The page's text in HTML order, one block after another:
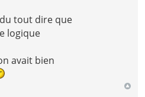
tout dire que
logique
avait bien